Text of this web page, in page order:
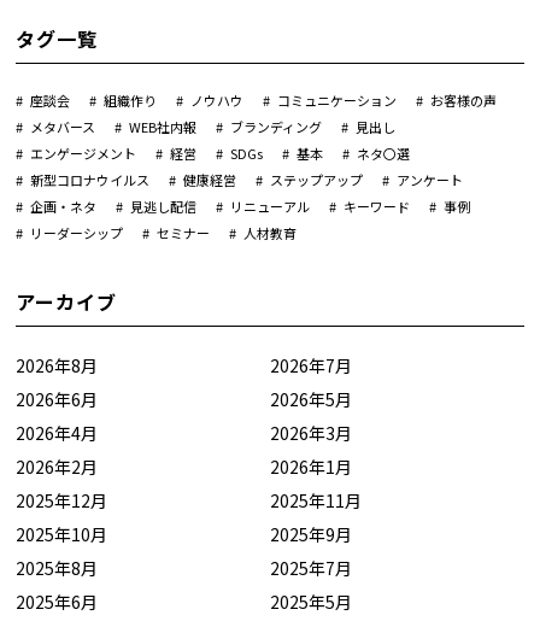
タグ一覧
座談会 組織作り ノウハウ コミュニケーション
お客様の声
メタバース
WEB社内報 ブランディング
見出し
エンゲージメント
経営 SDGs 基本
ネタ〇選
新型コロナウイルス
健康経営 ステップアップ
アンケート
企画・ネタ
見逃し配信 リニューアル キーワード
事例
リーダーシップ
セミナー 人材教育
アーカイブ
2026年8月
2026年7月
2026年6月
2026年5月
2026年4月
2026年3月
2026年2月
2026年1月
2025年12月
2025年11月
2025年10月
2025年9月
2025年8月
2025年7月
2025年6月
2025年5月